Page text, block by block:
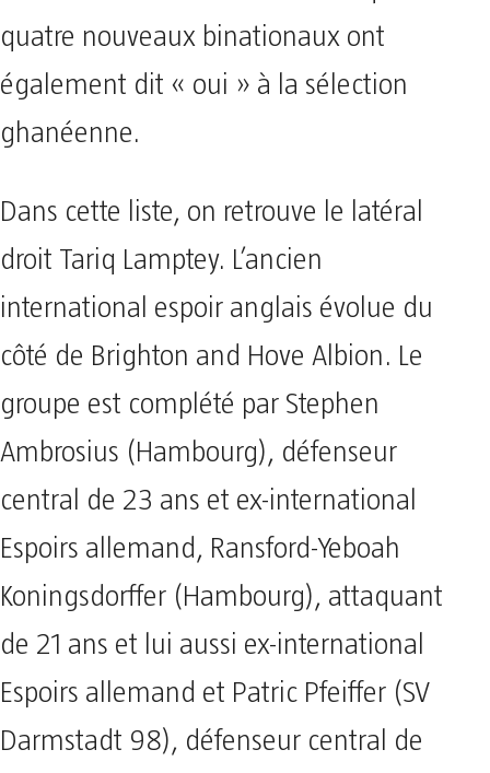
quatre nouveaux binationaux ont
également dit « oui » à la sélection
ghanéenne.
Dans cette liste, on retrouve le latéral
droit Tariq Lamptey. L’ancien
international espoir anglais évolue du
côté de Brighton and Hove Albion. Le
groupe est complété par Stephen
Ambrosius (Hambourg), défenseur
central de 23 ans et ex-international
Espoirs allemand, Ransford-Yeboah
Koningsdorffer (Hambourg), attaquant
de 21 ans et lui aussi ex-international
Espoirs allemand et Patric Pfeiffer (SV
Darmstadt 98), défenseur central de